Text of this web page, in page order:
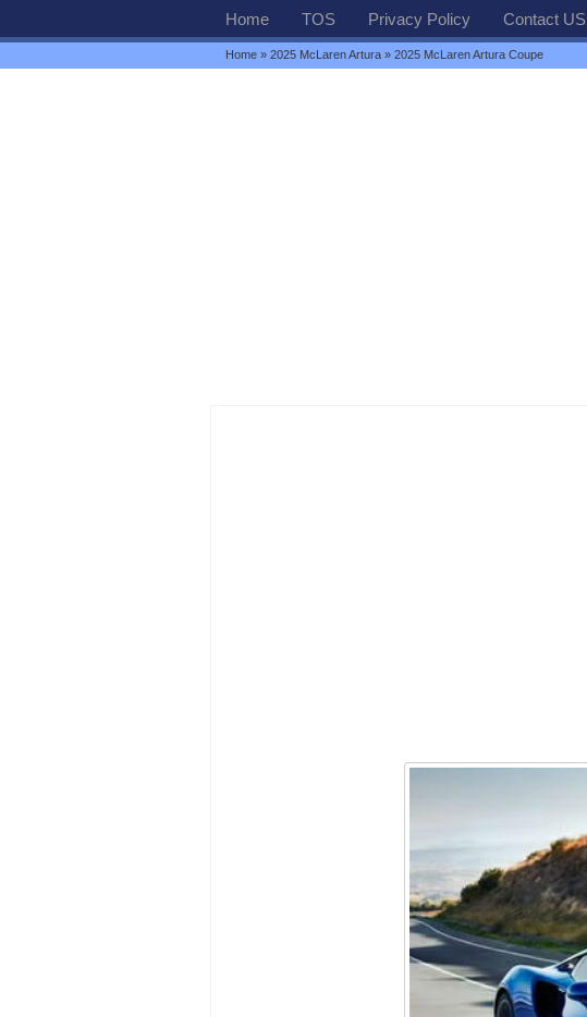
Home TOS Privacy Policy Contact US
Home » 2025 McLaren Artura » 2025 McLaren Artura Coupe